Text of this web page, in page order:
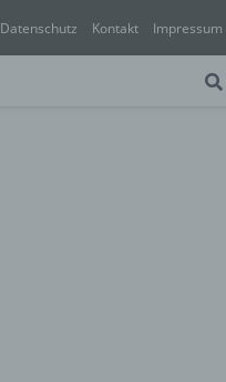
Datenschutz Kontakt Impressum